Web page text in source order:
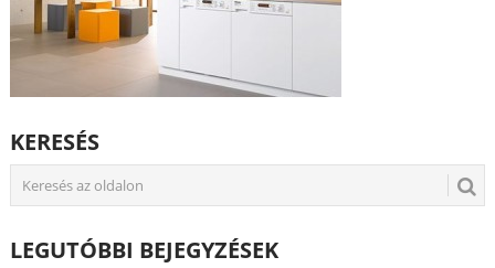
KERESÉS
LEGUTÓBBI BEJEGYZÉSEK